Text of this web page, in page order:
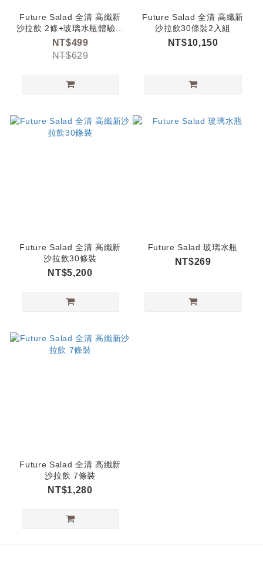
Future Salad 全清 高纖新
沙拉飲 2條+玻璃水瓶體驗裝
【每人限購1組】
NT$499
NT$629
Future Salad 全清 高纖新
沙拉飲30條裝2入組
NT$10,150
Future Salad 全清 高纖新
沙拉飲30條裝
NT$5,200
Future Salad 玻璃水瓶
NT$269
Future Salad 全清 高纖新
沙拉飲 7條裝
NT$1,280